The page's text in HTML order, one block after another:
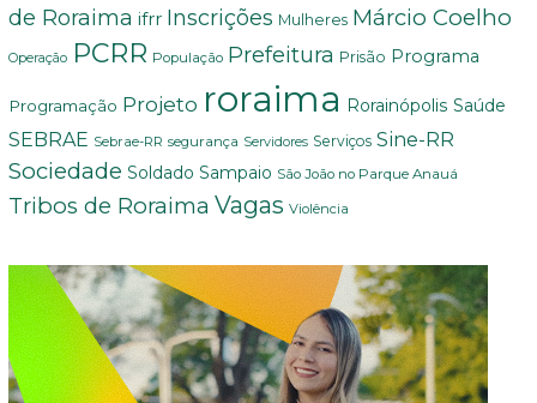
de Roraima ifrr Inscrições Mulheres Márcio Coelho
Operação PCRR População Prefeitura Prisão Programa
Programação Projeto roraima Rorainópolis Saúde
SEBRAE Sebrae-RR segurança Servidores Serviços Sine-RR
Sociedade Soldado Sampaio São João no Parque Anauá
Tribos de Roraima Vagas Violência